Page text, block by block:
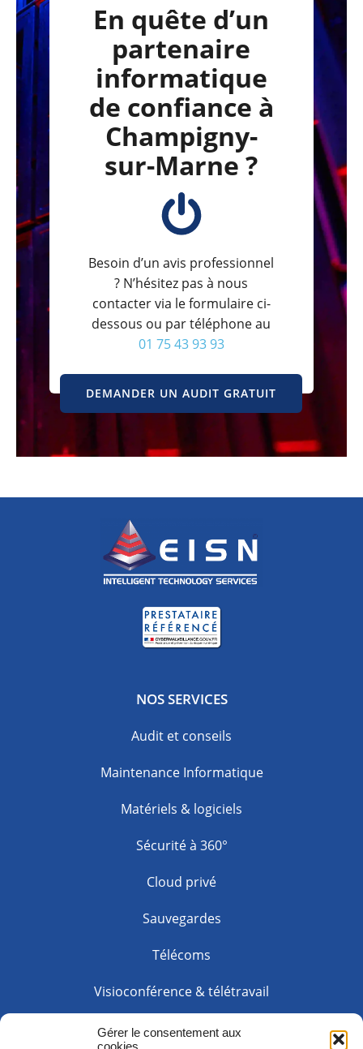
Gérer le consentement aux
cookies
En quête d’un
partenaire
informatique
de confiance à
Champigny-
sur-Marne ?
Besoin d’un avis professionnel
? N’hésitez pas à nous
contacter via le formulaire ci-
dessous ou par téléphone au
01 75 43 93 93
DEMANDER UN AUDIT GRATUIT
NOS SERVICES
Audit et conseils
Maintenance Informatique
Matériels & logiciels
Sécurité à 360°
Cloud privé
Sauvegardes
Télécoms
Visioconférence & télétravail
Web solution